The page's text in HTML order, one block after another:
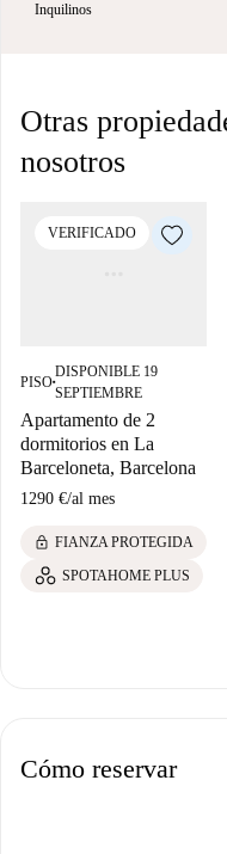
Inquilinos
Otras
nosotros
VERIFICADO
PISO■
DISPONIBLE 19
SEPTIEMBRE
Apartamento de 2
dormitorios en La
Barceloneta, Barcelona
1290 €/al mes
lock FIANZA PROTEGIDA
SPOTAHOME PLUS
Cómo reservar